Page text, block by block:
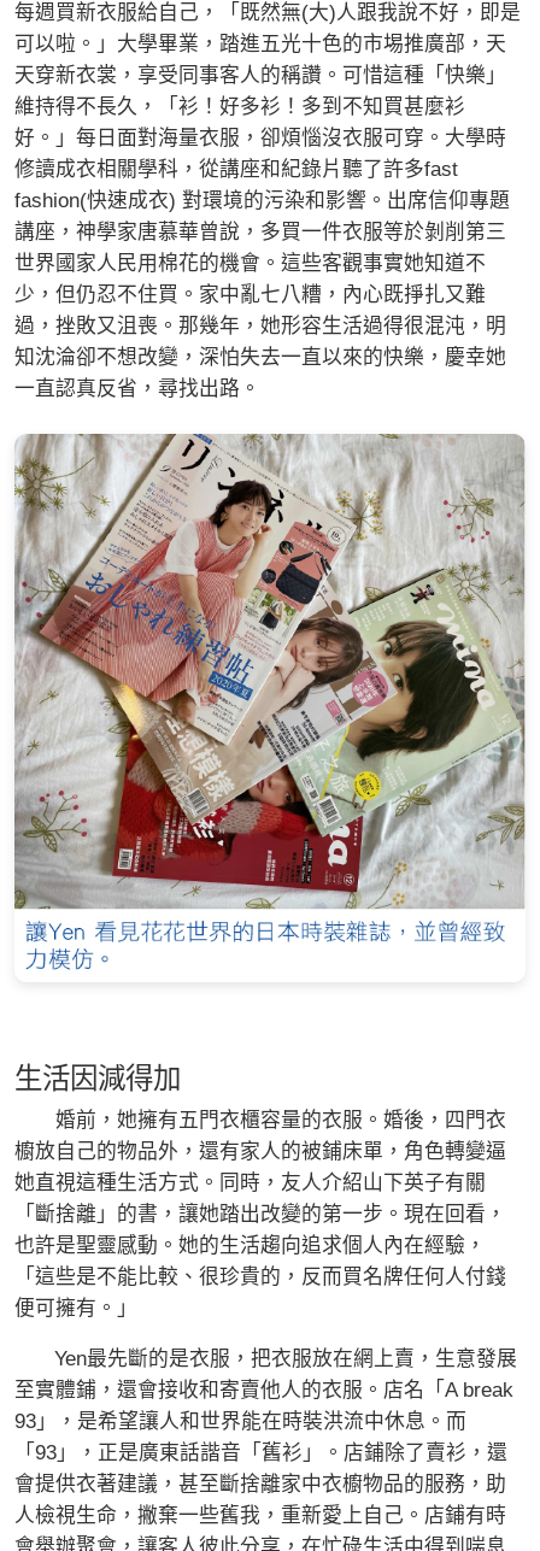
每週買新衣服給自己，「既然無(大)人跟我說不好，即是
可以啦。」大學畢業，踏進五光十色的市埸推廣部，天
天穿新衣裳，享受同事客人的稱讚。可惜這種「快樂」
維持得不長久，「衫！好多衫！多到不知買甚麼衫
好。」每日面對海量衣服，卻煩惱沒衣服可穿。大學時
修讀成衣相關學科，從講座和紀錄片聽了許多fast
fashion(快速成衣) 對環境的污染和影響。出席信仰專題
講座，神學家唐慕華曾說，多買一件衣服等於剝削第三
世界國家人民用棉花的機會。這些客觀事實她知道不
少，但仍忍不住買。家中亂七八糟，內心既掙扎又難
過，挫敗又沮喪。那幾年，她形容生活過得很混沌，明
知沈淪卻不想改變，深怕失去一直以來的快樂，慶幸她
一直認真反省，尋找出路。
生活因減得加
婚前，她擁有五門衣櫃容量的衣服。婚後，四門衣
櫥放自己的物品外，還有家人的被鋪床單，角色轉變逼
她直視這種生活方式。同時，友人介紹山下英子有關
「斷捨離」的書，讓她踏出改變的第一步。現在回看，
也許是聖靈感動。她的生活趨向追求個人內在經驗，
「這些是不能比較、很珍貴的，反而買名牌任何人付錢
便可擁有。」
Yen最先斷的是衣服，把衣服放在網上賣，生意發展
至實體鋪，還會接收和寄賣他人的衣服。店名「A break
93」，是希望讓人和世界能在時裝洪流中休息。而
「93」，正是廣東話諧音「舊衫」。店鋪除了賣衫，還
會提供衣著建議，甚至斷捨離家中衣櫥物品的服務，助
人檢視生命，撇棄一些舊我，重新愛上自己。店鋪有時